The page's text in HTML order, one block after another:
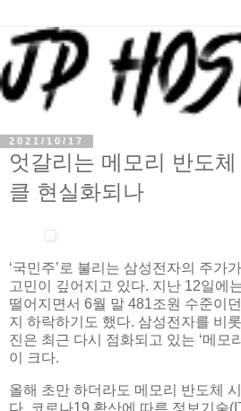
2021/10/17
엇갈리는 메모리 반도
클 현실화되나
‘국민주’로 불리는 삼성전자의 주가
고민이 깊어지고 있다. 지난 12일에
떨어지면서 6월 말 481조원 수준이
지 하락하기도 했다. 삼성전자를 비
진은 최근 다시 점화되고 있는 ‘메모
이 크다.
올해 초만 하더라도 메모리 반도체
다. 코로나19 확산에 따른 정보기술